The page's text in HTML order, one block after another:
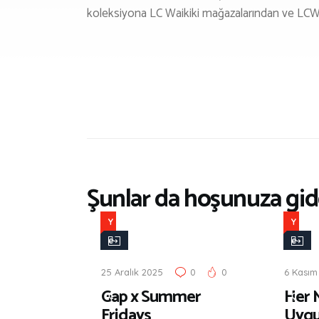
koleksiyona LC Waikiki mağazalarından ve
Şunlar da hoşunuza
Y
e
i
Ç
ı
25 Aralık 2025 0 0
Gap x Summer
Y
e
i
Ç
ı
6
Her